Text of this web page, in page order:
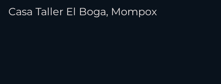
Casa Taller El Boga, Mompox